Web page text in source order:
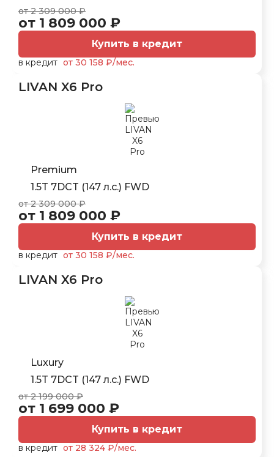
от 2 309 000 ₽
от 1 809 000 ₽
Купить в кредит
в кредит от 30 158 ₽/мес.
LIVAN X6 Pro
Premium
1.5T 7DCT (147 л.с.) FWD
от 2 309 000 ₽
от 1 809 000 ₽
Купить в кредит
в кредит от 30 158 ₽/мес.
LIVAN X6 Pro
Luxury
1.5T 7DCT (147 л.с.) FWD
от 2 199 000 ₽
от 1 699 000 ₽
Купить в кредит
в кредит от 28 324 ₽/мес.